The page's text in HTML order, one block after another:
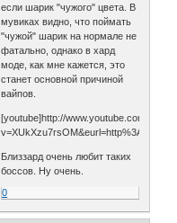
если шарик "чужого" цвета. В
мувиках видно, что поймать
"чужой" шарик на нормале не
фатально, однако в хард
моде, как мне кажется, это
станет основной причиной
вайпов.
[youtube]http://www.youtube.com/
Близзард очень любит таких
боссов. Ну очень.
0